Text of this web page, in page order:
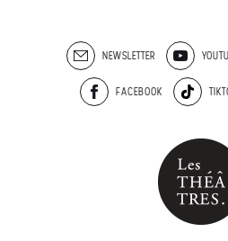
NEWSLETTER
FACEBOOK